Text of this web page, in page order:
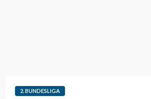
2. BUNDESLIGA